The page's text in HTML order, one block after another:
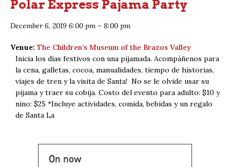
Polar Express Pajama Party
December 6, 2019 6:00 pm – 8:00 pm
Venue: The Children’s Museum of the Brazos Valley
Inicia los días festivos con una pijamada. Acompáñenos para
la cena, galletas, cocoa, manualidades, tiempo de historias,
viajes de tren y la visita de Santa! No se le olvide usar su
pijama y traer su cobija. Costo del evento para adulto: $10 y
nino: $25 *Incluye actividades, comida, bebidas y un regalo
de Santa La
On now